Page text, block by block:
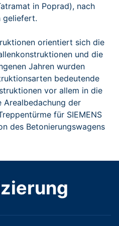
in Poprad), nach
geliefert.
orientiert sich die
und die
Jahren wurden
bedeutende
vor allem in die
Arealbedachung der
für SIEMENS
des Betonierungswagens